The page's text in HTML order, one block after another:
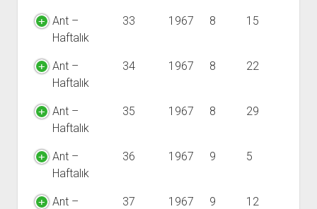
Ant –
Haftalık
33 1967 8 15
Ant –
Haftalık
34 1967 8 22
Ant –
Haftalık
35 1967 8 29
Ant –
Haftalık
36 1967 9 5
Ant –
37 1967 9 12